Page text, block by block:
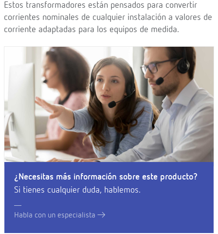
Estos transformadores están pensados para convertir
corrientes nominales de cualquier instalación a valores de
corriente adaptadas para los equipos de medida.
¿Necesitas más información sobre este producto?
Si tienes cualquier duda, hablemos.
Habla con un especialista